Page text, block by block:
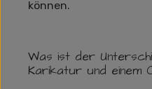
können.
Was ist der
Karikatur und einem